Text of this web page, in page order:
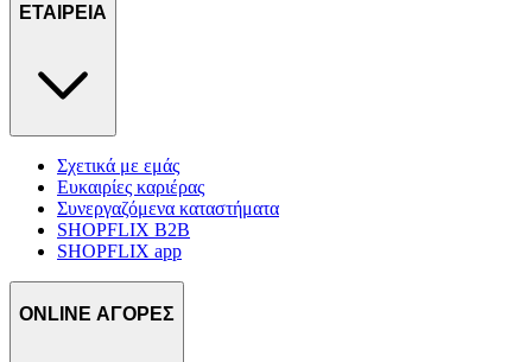
ΕΤΑΙΡΕΙΑ
Σχετικά με εμάς
Ευκαιρίες καριέρας
Συνεργαζόμενα καταστήματα
SHOPFLIX B2B
SHOPFLIX app
ONLINE ΑΓΟΡΕΣ